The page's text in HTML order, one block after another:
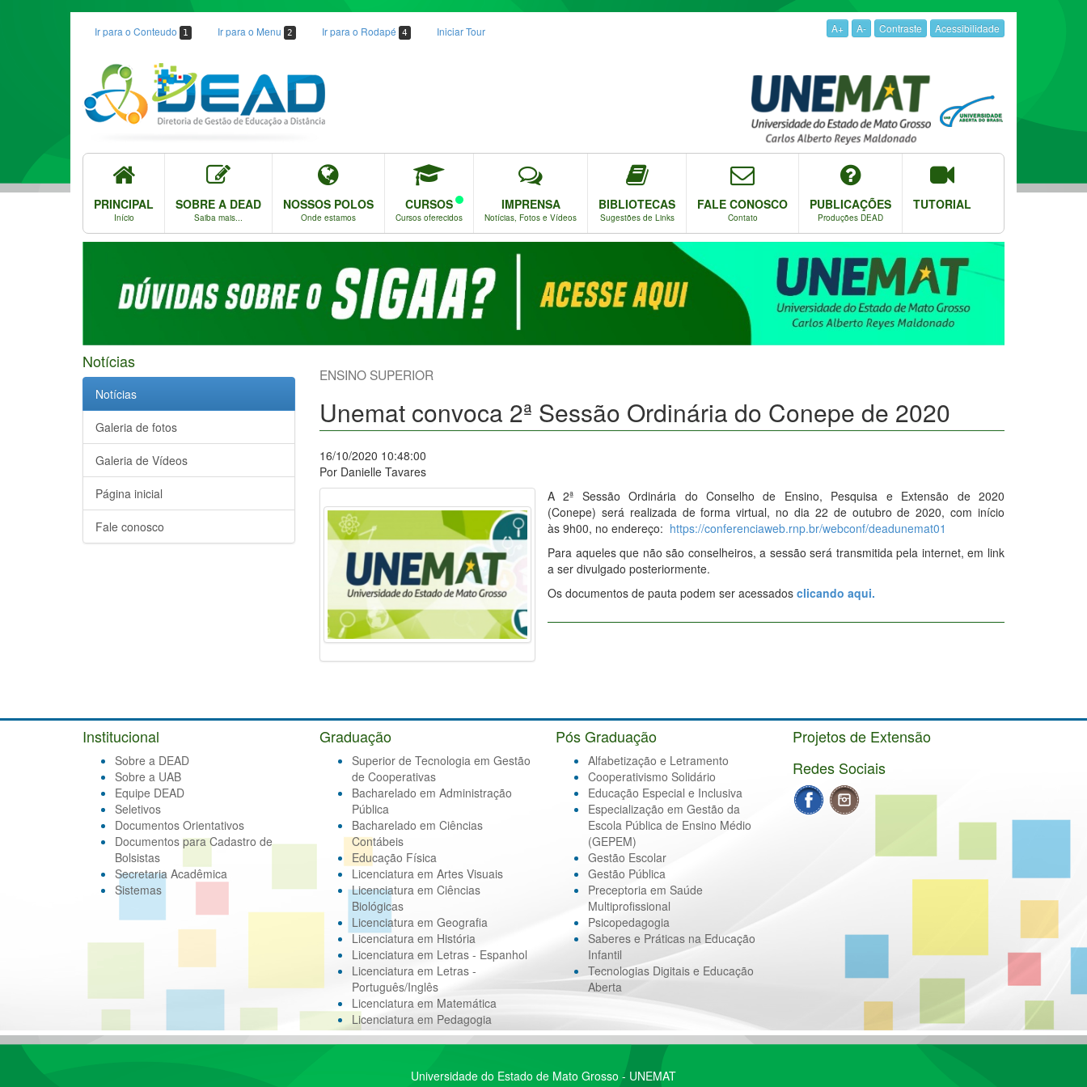
Ir para o Conteudo 1 Ir para o Menu 2 Ir para o Rodapé 4 Iniciar Tour A+ A- Contraste Acessibilidade
PRINCIPAL
Início
SOBRE A DEAD
Saiba mais...
NOSSOS POLOS
Onde estamos
CURSOS
Cursos oferecidos
IMPRENSA
Notícias, Fotos e Vídeos
BIBLIOTECAS
Sugestões de Links
FALE CONOSCO
Contato
PUBLICAÇÕES
Produções DEAD
TUTORIAL
Notícias
Notícias
Galeria de fotos
Galeria de Vídeos
Página inicial
Fale conosco
ENSINO SUPERIOR
Unemat convoca 2ª Sessão Ordinária do Conepe de 2020
16/10/2020 10:48:00
Por Danielle Tavares
A 2ª Sessão Ordinária do Conselho de Ensino, Pesquisa e Extensão de 2020
(Conepe) será realizada de forma virtual, no dia 22 de outubro de 2020, com início
às 9h00, no endereço: https://conferenciaweb.rnp.br/webconf/deadunemat01
Para aqueles que não são conselheiros, a sessão será transmitida pela internet, em link
a ser divulgado posteriormente.
Os documentos de pauta podem ser acessados clicando aqui.
Institucional
Sobre a DEAD
Sobre a UAB
Equipe DEAD
Seletivos
Documentos Orientativos
Documentos para Cadastro de
Bolsistas
Secretaria Acadêmica
Sistemas
Graduação
Superior de Tecnologia em Gestão
de Cooperativas
Bacharelado em Administração
Pública
Bacharelado em Ciências
Contábeis
Educação Física
Licenciatura em Artes Visuais
Licenciatura em Ciências
Biológicas
Licenciatura em Geografia
Licenciatura em História
Licenciatura em Letras - Espanhol
Licenciatura em Letras -
Português/Inglês
Licenciatura em Matemática
Licenciatura em Pedagogia
Pós Graduação
Alfabetização e Letramento
Cooperativismo Solidário
Educação Especial e Inclusiva
Especialização em Gestão da
Escola Pública de Ensino Médio
(GEPEM)
Gestão Escolar
Gestão Pública
Preceptoria em Saúde
Multiprofissional
Psicopedagogia
Saberes e Práticas na Educação
Infantil
Tecnologias Digitais e Educação
Aberta
Projetos de Extensão
Redes Sociais
Universidade do Estado de Mato Grosso - UNEMAT